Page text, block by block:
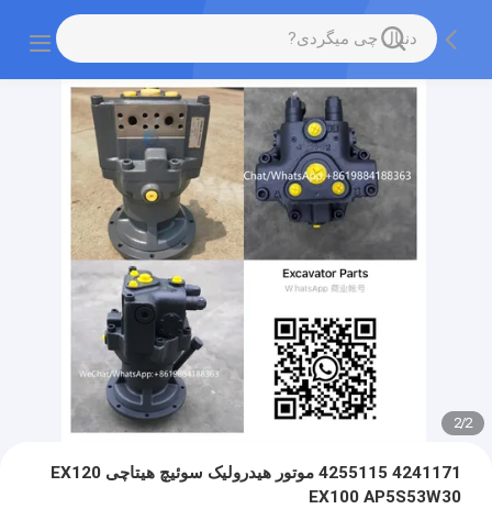
2
/
2
4241171 4255115 موتور هیدرولیک سوئیچ هیتاچی EX120
EX100 AP5S53W30